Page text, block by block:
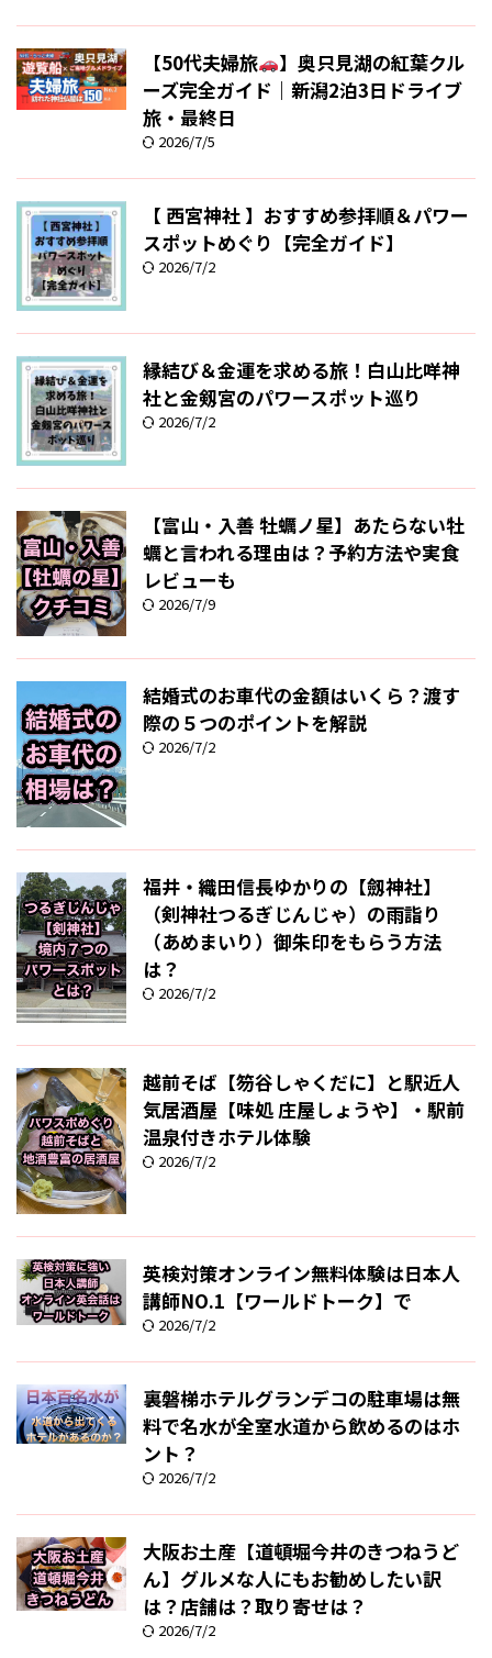
【50代夫婦旅
】奥只見湖の紅葉クル
ーズ完全ガイド｜新潟2泊3日ドライブ
旅・最終日
2026/7/5
【 西宮神社 】おすすめ参拝順＆パワー
スポットめぐり【完全ガイド】
2026/7/2
縁結び＆金運を求める旅！白山比咩神
社と金剱宮のパワースポット巡り
2026/7/2
【富山・入善 牡蠣ノ星】あたらない牡
蠣と言われる理由は？予約方法や実食
レビューも
2026/7/9
結婚式のお車代の金額はいくら？渡す
際の５つのポイントを解説
2026/7/2
福井・織田信長ゆかりの【劔神社】
（剣神社つるぎじんじゃ）の雨詣り
（あめまいり）御朱印をもらう方法
は？
2026/7/2
越前そば【笏谷しゃくだに】と駅近人
気居酒屋【味処 庄屋しょうや】・駅前
温泉付きホテル体験
2026/7/2
英検対策オンライン無料体験は日本人
講師NO.1【ワールドトーク】で
2026/7/2
裏磐梯ホテルグランデコの駐車場は無
料で名水が全室水道から飲めるのはホ
ント？
2026/7/2
大阪お土産【道頓堀今井のきつねうど
ん】グルメな人にもお勧めしたい訳
は？店舗は？取り寄せは？
2026/7/2